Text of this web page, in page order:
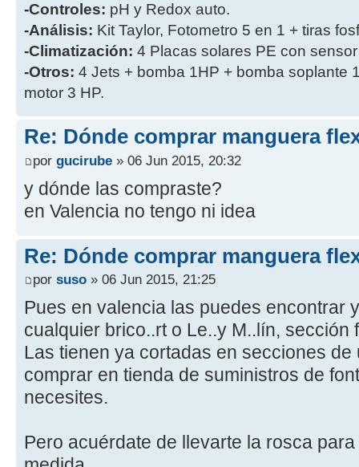
-Controles: pH y Redox auto.
-Análisis: Kit Taylor, Fotometro 5 en 1 + tiras
-Climatización: 4 Placas solares PE con
-Otros: 4 Jets + bomba 1HP + bomba soplante
motor 3 HP.
Re: Dónde comprar manguera
por gucirube » 06 Jun 2015, 20:32
y dónde las compraste?
en Valencia no tengo ni idea
Re: Dónde comprar manguera
por suso » 06 Jun 2015, 21:25
Pues en valencia las puedes encontrar
cualquier brico..rt o Le..y M..lín, sección
Las tienen ya cortadas en secciones
comprar en tienda de suministros de
necesites.
Pero acuérdate de llevarte la rosca